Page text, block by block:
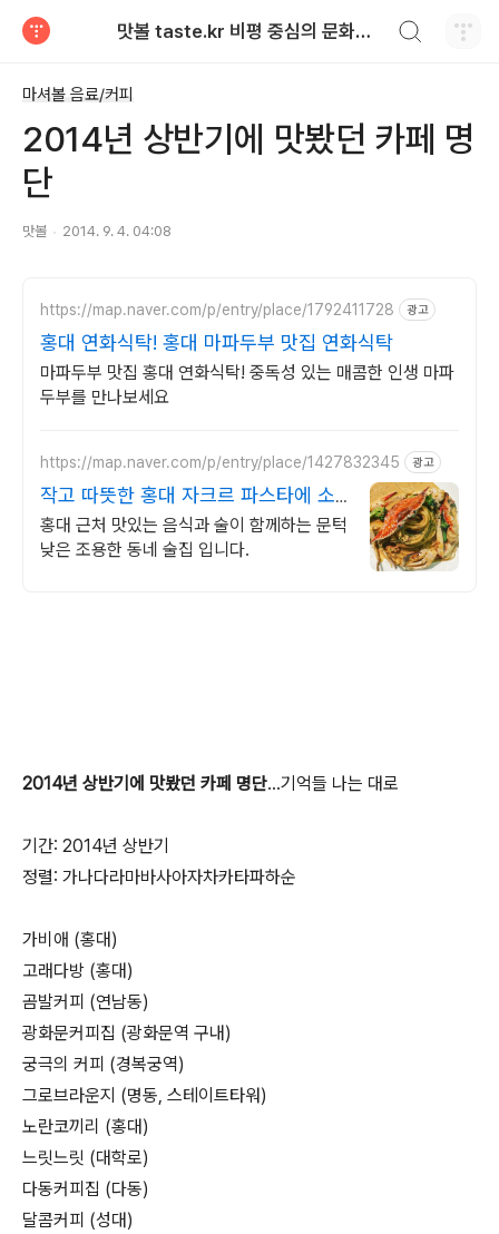
맛볼 taste.kr 비평 중심의 문화적 기호 · 맛 · 향기 리뷰
마셔볼 음료/커피
2014년 상반기에 맛봤던 카페 명
단
맛볼 2014. 9. 4. 04:08
https://map.naver.com/p/entry/place/1792411728 광고
홍대 연화식탁! 홍대 마파두부 맛집 연화식탁
마파두부 맛집 홍대 연화식탁! 중독성 있는 매콤한 인생 마파
두부를 만나보세요
https://map.naver.com/p/entry/place/1427832345 광고
작고 따뜻한 홍대 자크르 파스타에 소
주 한잔
홍대 근처 맛있는 음식과 술이 함께하는 문턱
낮은 조용한 동네 술집 입니다.
2014년 상반기에 맛봤던 카페 명단...기억들 나는 대로
기간: 2014년 상반기
정렬: 가나다라마바사아자차카타파하순
가비애 (홍대)
고래다방 (홍대)
곰발커피 (연남동)
광화문커피집 (광화문역 구내)
궁극의 커피 (경복궁역)
그로브라운지 (명동, 스테이트타워)
노란코끼리 (홍대)
느릿느릿 (대학로)
다동커피집 (다동)
달콤커피 (성대)